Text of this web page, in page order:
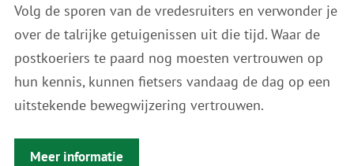
Volg de sporen van de vredesruiters en verwonder je
over de talrijke getuigenissen uit die tijd. Waar de
postkoeriers te paard nog moesten vertrouwen op
hun kennis, kunnen fietsers vandaag de dag op een
uitstekende bewegwijzering vertrouwen.
Meer informatie